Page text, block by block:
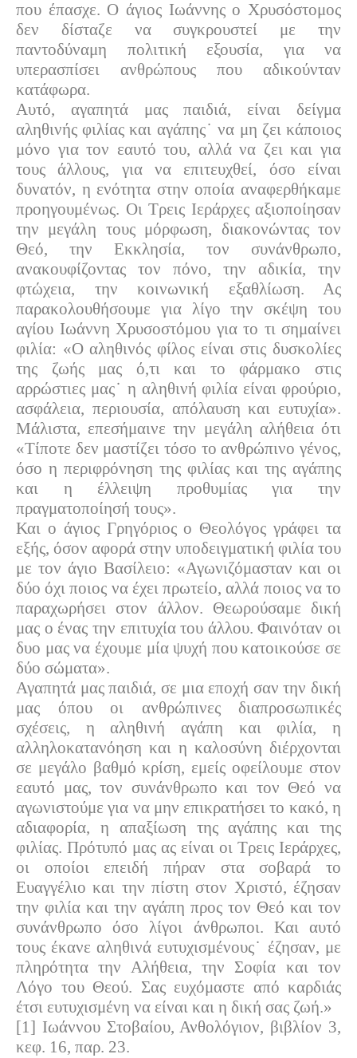
που έπασχε. Ο άγιος Ιωάννης ο Χρυσόστομος
δεν δίσταζε να συγκρουστεί με την
παντοδύναμη πολιτική εξουσία, για να
υπερασπίσει ανθρώπους που αδικούνταν
κατάφωρα.
Αυτό, αγαπητά μας παιδιά, είναι δείγμα
αληθινής φιλίας και αγάπης˙ να μη ζει κάποιος
μόνο για τον εαυτό του, αλλά να ζει και για
τους άλλους, για να επιτευχθεί, όσο είναι
δυνατόν, η ενότητα στην οποία αναφερθήκαμε
προηγουμένως. Οι Τρεις Ιεράρχες αξιοποίησαν
την μεγάλη τους μόρφωση, διακονώντας τον
Θεό, την Εκκλησία, τον συνάνθρωπο,
ανακουφίζοντας τον πόνο, την αδικία, την
φτώχεια, την κοινωνική εξαθλίωση. Ας
παρακολουθήσουμε για λίγο την σκέψη του
αγίου Ιωάννη Χρυσοστόμου για το τι σημαίνει
φιλία: «Ο αληθινός φίλος είναι στις δυσκολίες
της ζωής μας ό,τι και το φάρμακο στις
αρρώστιες μας˙ η αληθινή φιλία είναι φρούριο,
ασφάλεια, περιουσία, απόλαυση και ευτυχία».
Μάλιστα, επεσήμαινε την μεγάλη αλήθεια ότι
«Τίποτε δεν μαστίζει τόσο το ανθρώπινο γένος,
όσο η περιφρόνηση της φιλίας και της αγάπης
και η έλλειψη προθυμίας για την
πραγματοποίησή τους».
Και ο άγιος Γρηγόριος ο Θεολόγος γράφει τα
εξής, όσον αφορά στην υποδειγματική φιλία του
με τον άγιο Βασίλειο: «Αγωνιζόμασταν και οι
δύο όχι ποιος να έχει πρωτείο, αλλά ποιος να το
παραχωρήσει στον άλλον. Θεωρούσαμε δική
μας ο ένας την επιτυχία του άλλου. Φαινόταν οι
δυο μας να έχουμε μία ψυχή που κατοικούσε σε
δύο σώματα».
Αγαπητά μας παιδιά, σε μια εποχή σαν την δική
μας όπου οι ανθρώπινες διαπροσωπικές
σχέσεις, η αληθινή αγάπη και φιλία, η
αλληλοκατανόηση και η καλοσύνη διέρχονται
σε μεγάλο βαθμό κρίση, εμείς οφείλουμε στον
εαυτό μας, τον συνάνθρωπο και τον Θεό να
αγωνιστούμε για να μην επικρατήσει το κακό, η
αδιαφορία, η απαξίωση της αγάπης και της
φιλίας. Πρότυπό μας ας είναι οι Τρεις Ιεράρχες,
οι οποίοι επειδή πήραν στα σοβαρά το
Ευαγγέλιο και την πίστη στον Χριστό, έζησαν
την φιλία και την αγάπη προς τον Θεό και τον
συνάνθρωπο όσο λίγοι άνθρωποι. Και αυτό
τους έκανε αληθινά ευτυχισμένους˙ έζησαν, με
πληρότητα την Αλήθεια, την Σοφία και τον
Λόγο του Θεού. Σας ευχόμαστε από καρδιάς
έτσι ευτυχισμένη να είναι και η δική σας ζωή.»
[1] Ιωάννου Στοβαίου, Ανθολόγιον, βιβλίον 3,
κεφ. 16, παρ. 23.